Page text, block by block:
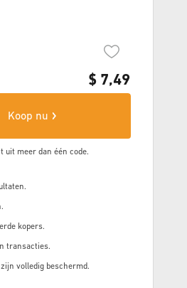
$ 7,49
Koop nu
uit meer dan één code.
kopers.
transacties.
volledig beschermd.